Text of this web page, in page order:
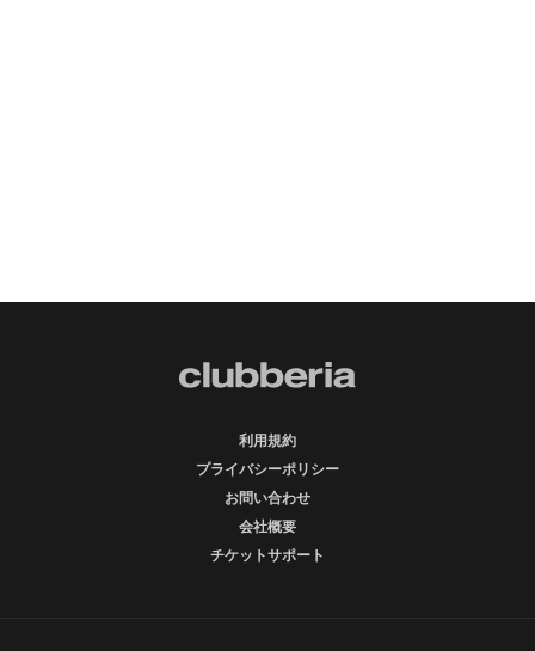
利用規約
プライバシーポリシー
お問い合わせ
会社概要
チケットサポート